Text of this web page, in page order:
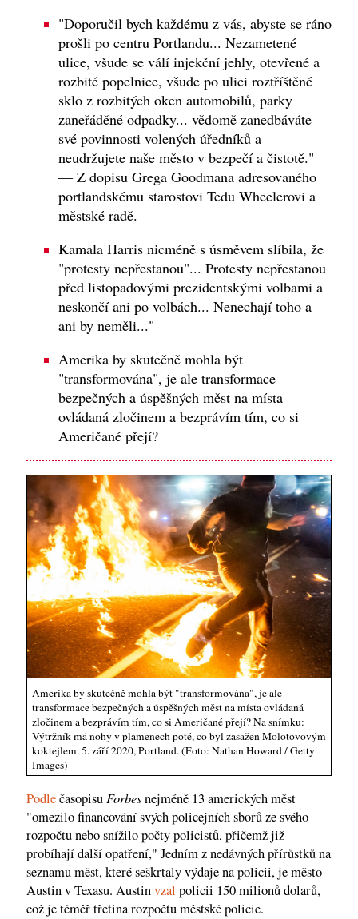
"Doporučil bych každému z vás, abyste se ráno
prošli po centru Portlandu... Nezametené
ulice, všude se válí injekční jehly, otevřené a
rozbité popelnice, všude po ulici roztříštěné
sklo z rozbitých oken automobilů, parky
zaneřáděné odpadky... vědomě zanedbáváte
své povinnosti volených úředníků a
neudržujete naše město v bezpečí a čistotě."
— Z dopisu Grega Goodmana adresovaného
portlandskému starostovi Tedu Wheelerovi a
městské radě.
Kamala Harris nicméně s úsměvem slíbila, že
"protesty nepřestanou"... Protesty nepřestanou
před listopadovými prezidentskými volbami a
neskončí ani po volbách... Nenechají toho a
ani by neměli..."
Amerika by skutečně mohla být
"transformována", je ale transformace
bezpečných a úspěšných měst na místa
ovládaná zločinem a bezprávím tím, co si
Američané přejí?
Amerika by skutečně mohla být "transformována", je ale
transformace bezpečných a úspěšných měst na místa ovládaná
zločinem a bezprávím tím, co si Američané přejí? Na snímku:
Výtržník má nohy v plamenech poté, co byl zasažen Molotovovým
koktejlem. 5. září 2020, Portland. (Foto: Nathan Howard / Getty
Images)
Podlečasopisu Forbesnejméně 13 amerických měst
"omezilo financování svých policejních sborů ze svého
rozpočtu nebo snížilo počty policistů, přičemž již
probíhají další opatření," Jedním z nedávných přírůstků na
seznamu měst, které seškrtaly výdaje na policii, je město
Austin v Texasu. Austinvzal policii 150 milionů dolarů,
což je téměř třetina rozpočtu městské policie.